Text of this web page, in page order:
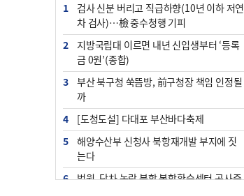
1
검사 신분 버리고 직급하향(10년 이하 저연
차 검사)…檢 중수청행 기피
2
지방국립대 이르면 내년 신입생부터 ‘등록
금 0원’(종합)
3
부산 북구청 쑥뜸방, 前구청장 책임 인정될
까
4
[도청도설] 다대포 부산바다축제
5
해양수산부 신청사 북항재개발 부지에 짓
는다
6
법원, 단차 논란 북항 복합환승센터 공사중